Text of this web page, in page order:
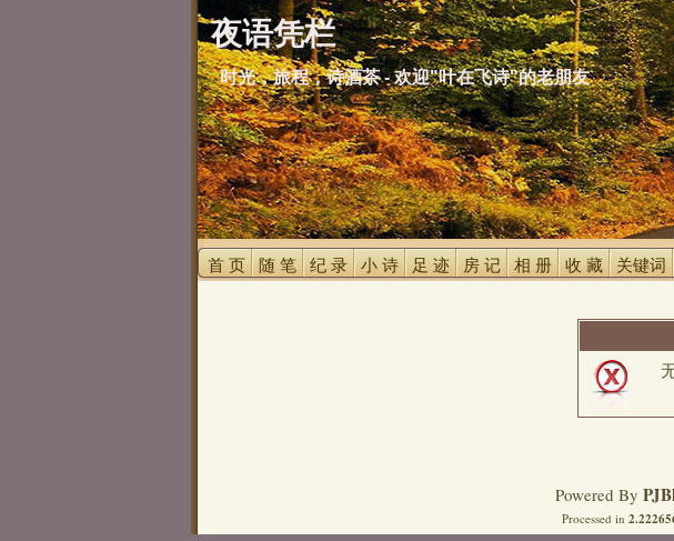
夜语凭栏
时光，旅程，诗酒茶 - 欢迎"叶在飞诗"的老朋友
首 页 随 笔 纪 录 小 诗 足 迹 房 记 相 册 收 藏 关键词
Powered By
Processed in